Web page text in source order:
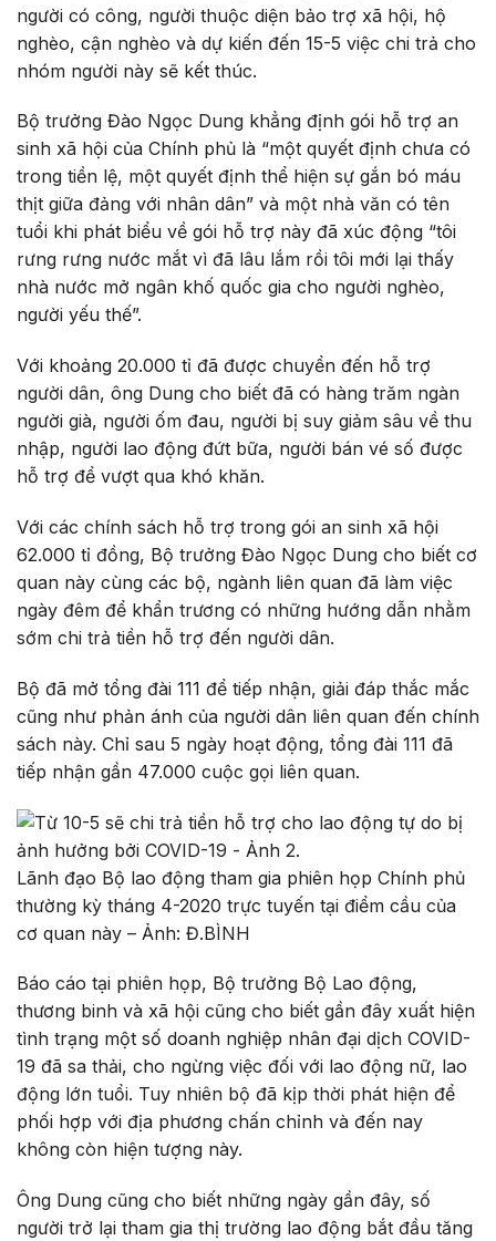
người có công, người thuộc diện bảo trợ xã hội, hộ
nghèo, cận nghèo và dự kiến đến 15-5 việc chi trả cho
nhóm người này sẽ kết thúc.
Bộ trưởng Đào Ngọc Dung khẳng định gói hỗ trợ an
sinh xã hội của Chính phủ là “một quyết định chưa có
trong tiền lệ, một quyết định thể hiện sự gắn bó máu
thịt giữa đảng với nhân dân” và một nhà văn có tên
tuổi khi phát biểu về gói hỗ trợ này đã xúc động “tôi
rưng rưng nước mắt vì đã lâu lắm rồi tôi mới lại thấy
nhà nước mở ngân khố quốc gia cho người nghèo,
người yếu thế”.
Với khoảng 20.000 tỉ đã được chuyển đến hỗ trợ
người dân, ông Dung cho biết đã có hàng trăm ngàn
người già, người ốm đau, người bị suy giảm sâu về thu
nhập, người lao động đứt bữa, người bán vé số được
hỗ trợ để vượt qua khó khăn.
Với các chính sách hỗ trợ trong gói an sinh xã hội
62.000 tỉ đồng, Bộ trưởng Đào Ngọc Dung cho biết cơ
quan này cùng các bộ, ngành liên quan đã làm việc
ngày đêm để khẩn trương có những hướng dẫn nhằm
sớm chi trả tiền hỗ trợ đến người dân.
Bộ đã mở tổng đài 111 để tiếp nhận, giải đáp thắc mắc
cũng như phản ánh của người dân liên quan đến chính
sách này. Chỉ sau 5 ngày hoạt động, tổng đài 111 đã
tiếp nhận gần 47.000 cuộc gọi liên quan.
Lãnh đạo Bộ lao động tham gia phiên họp Chính phủ
thường kỳ tháng 4-2020 trực tuyến tại điểm cầu của
cơ quan này – Ảnh: Đ.BÌNH
Báo cáo tại phiên họp, Bộ trưởng Bộ Lao động,
thương binh và xã hội cũng cho biết gần đây xuất hiện
tình trạng một số doanh nghiệp nhân đại dịch COVID-
19 đã sa thải, cho ngừng việc đối với lao động nữ, lao
động lớn tuổi. Tuy nhiên bộ đã kịp thời phát hiện để
phối hợp với địa phương chấn chỉnh và đến nay
không còn hiện tượng này.
Ông Dung cũng cho biết những ngày gần đây, số
người trở lại tham gia thị trường lao động bắt đầu tăng